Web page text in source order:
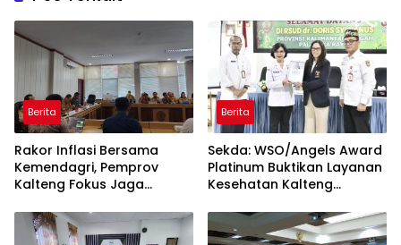
Berita
Rakor Inflasi Bersama
Kemendagri, Pemprov
Kalteng Fokus Jaga
Berita
Sekda: WSO/Angels Award
Platinum Buktikan Layanan
Kesehatan Kalteng